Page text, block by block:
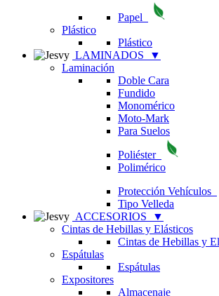
Papel
Plástico
Plástico
LAMINADOS
▼
Laminación
Doble Cara
Fundido
Monomérico
Moto-Mark
Para Suelos
Poliéster
Polimérico
Protección Vehículos
Tipo Velleda
ACCESORIOS
▼
Cintas de Hebillas y Elásticos
Cintas de Hebillas y
Espátulas
Espátulas
Expositores
Almacenaje